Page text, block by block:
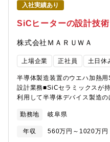
います。
入社実績あり
SiCヒーターの設計技術
株式会社ＭＡＲＵＷＡ
上場企業 正社員 土日休
半導体製造装置のウエハ加熱
設計業務■SiCセラミックスが
利用して半導体デバイス製造
システムによりお客様の装置
能です。■市場ニーズ、顧客ニ
作の作成及び評価■新商品の立
勤務地 岐阜県
年収 560万円～1020万円